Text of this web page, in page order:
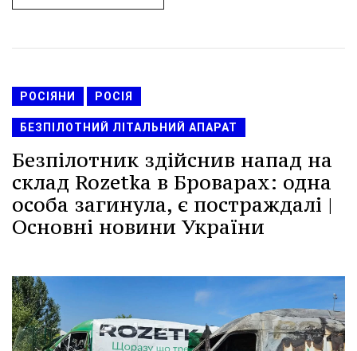
РОСІЯНИ РОСІЯ
БЕЗПІЛОТНИЙ ЛІТАЛЬНИЙ АПАРАТ
Безпілотник здійснив напад на
склад Rozetka в Броварах: одна
особа загинула, є постраждалі |
Основні новини України